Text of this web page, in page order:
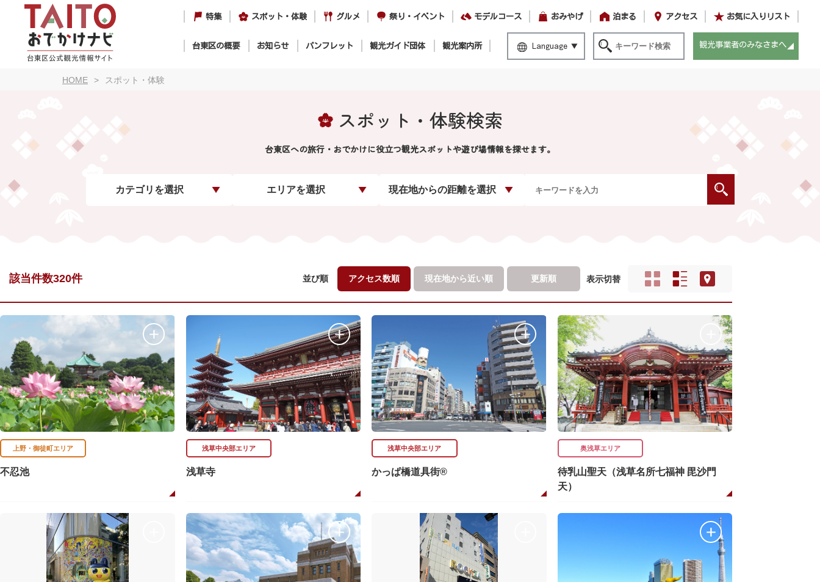
特集 スポット・体験 グルメ 祭り・イベント モデルコース おみやげ 泊まる アクセス お気に入りリスト
台東区の概要 お知らせ パンフレット 観光ガイド団体 観光案内所 Language 観光事業者のみなさまへ
HOME スポット・体験
スポット・体験検索
台東区への旅行・おでかけに役立つ観光スポットや遊び場情報を探せます。
カテゴリを選択 エリアを選択 現在地からの距離を選択
該当件数320件 並び順 アクセス数順 現在地から近い順 更新順 表示切替
上野・御徒町エリア
不忍池
浅草中央部エリア
浅草寺
浅草中央部エリア
かっぱ橋道具街®
奥浅草エリア
待乳山聖天（浅草名所七福神 毘沙門
天）